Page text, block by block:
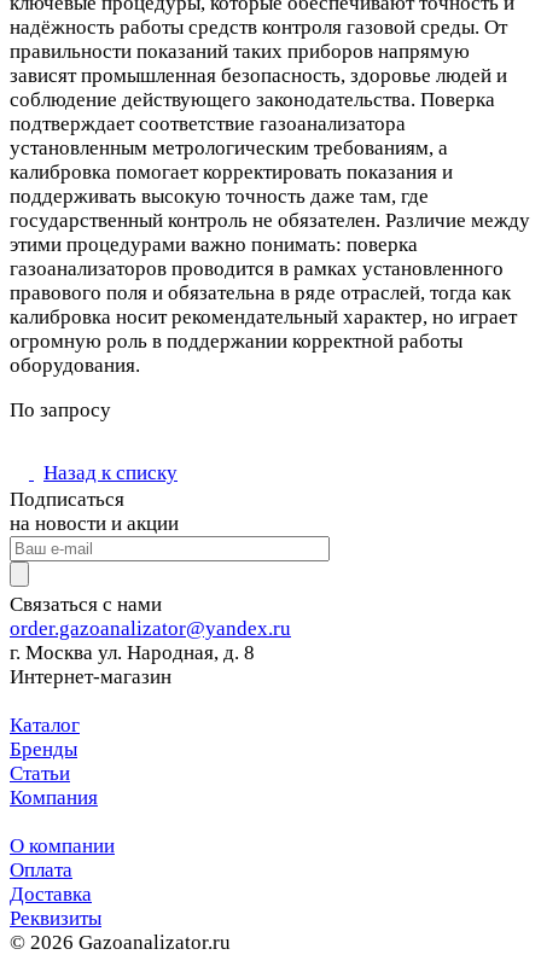
надёжность работы средств контроля газовой среды. От
правильности показаний таких приборов напрямую
зависят промышленная безопасность, здоровье людей и
соблюдение действующего законодательства. Поверка
подтверждает соответствие газоанализатора
установленным метрологическим требованиям, а
калибровка помогает корректировать показания и
поддерживать высокую точность даже там, где
государственный контроль не обязателен. Различие между
этими процедурами важно понимать: поверка
газоанализаторов проводится в рамках установленного
правового поля и обязательна в ряде отраслей, тогда как
калибровка носит рекомендательный характер, но играет
огромную роль в поддержании корректной работы
оборудования.
По запросу
Назад к списку
Подписаться
на новости и акции
Связаться с нами
order.gazoanalizator@yandex.ru
г. Москва ул. Народная, д. 8
Интернет-магазин
Каталог
Бренды
Статьи
Компания
О компании
Оплата
Доставка
Реквизиты
© 2026 Gazoanalizator.ru